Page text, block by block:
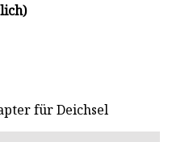
für Deichsel